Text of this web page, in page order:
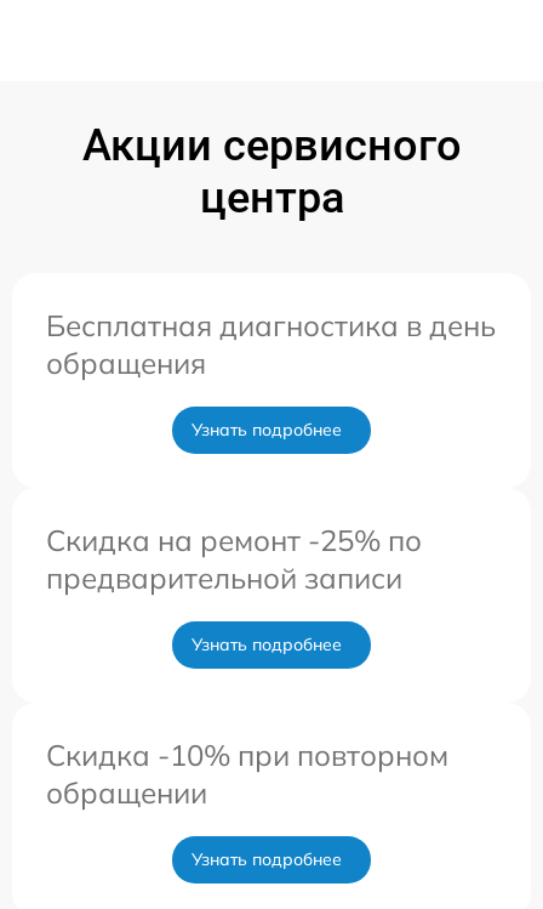
Акции сервисного
центра
Бесплатная диагностика в день
обращения
Узнать подробнее
Скидка на ремонт -25% по
предварительной записи
Узнать подробнее
Скидка -10% при повторном
обращении
Узнать подробнее